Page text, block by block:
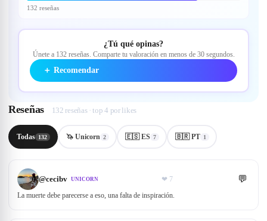
132 reseñas
¿Tú qué opinas?
Únete a 132 reseñas. Comparte tu valoración en menos de 30 segundos.
＋ Recomendar
Reseñas 132 reseñas · top 4 por likes
Todas 132 🦄 Unicorn 2 🇪🇸 ES 7 🇧🇷 PT 1
@cecibv UNICORN ❤ 7 💬
La muerte debe parecerse a eso, una falta de inspiración.